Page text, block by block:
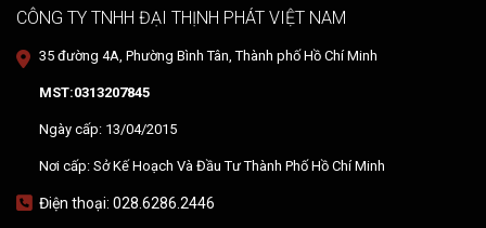
CÔNG TY TNHH ĐẠI THỊNH PHÁT VIỆT NAM
35 đường 4A, Phường Bình Tân, Thành phố Hồ Chí Minh
MST:0313207845
Ngày cấp: 13/04/2015
Nơi cấp: Sở Kế Hoạch Và Đầu Tư Thành Phố Hồ Chí Minh
Điện thoại: 028.6286.2446